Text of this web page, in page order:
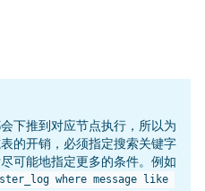
下推到对应节点执行，所以为
的开销，必须指定搜索关键字
可能地指定更多的条件。例如
where message like